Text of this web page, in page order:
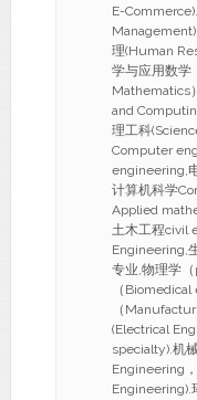
E-
理(Human
学与应用数
Mathematics
and
理工科
Computer
engineering,
计算机科学
Applied
土木工程civil
Engineering,
专业,物理学
（
（
(Electrical
specialty).机
Engineering
Engineering).